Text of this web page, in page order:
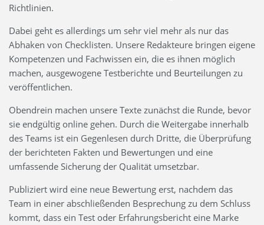
Richtlinien.
Dabei geht es allerdings um sehr viel mehr als nur das
Abhaken von Checklisten. Unsere Redakteure bringen eigene
Kompetenzen und Fachwissen ein, die es ihnen möglich
machen, ausgewogene Testberichte und Beurteilungen zu
veröffentlichen.
Obendrein machen unsere Texte zunächst die Runde, bevor
sie endgültig online gehen. Durch die Weitergabe innerhalb
des Teams ist ein Gegenlesen durch Dritte, die Überprüfung
der berichteten Fakten und Bewertungen und eine
umfassende Sicherung der Qualität umsetzbar.
Publiziert wird eine neue Bewertung erst, nachdem das
Team in einer abschließenden Besprechung zu dem Schluss
kommt, dass ein Test oder Erfahrungsbericht eine Marke